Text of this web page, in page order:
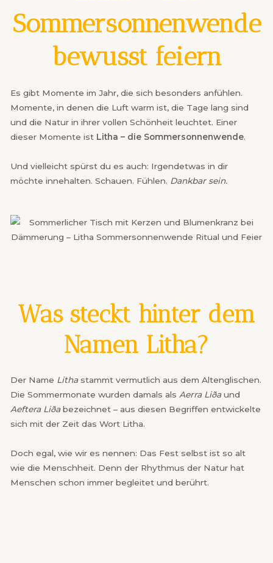
Sommersonnenwende
bewusst feiern
Es gibt Momente im Jahr, die sich besonders anfühlen.
Momente, in denen die Luft warm ist, die Tage lang sind
und die Natur in ihrer vollen Schönheit leuchtet. Einer
dieser Momente ist Litha – die Sommersonnenwende.
Und vielleicht spürst du es auch: Irgendetwas in dir
möchte innehalten. Schauen. Fühlen. Dankbar sein.
Was steckt hinter dem
Namen Litha?
Der Name Lithastammt vermutlich aus dem Altenglischen.
Die Sommermonate wurden damals alsAerra Liðaund
Aeftera Liðabezeichnet – aus diesen Begriffen entwickelte
sich mit der Zeit das Wort Litha.
Doch egal, wie wir es nennen: Das Fest selbst ist so alt
wie die Menschheit. Denn der Rhythmus der Natur hat
Menschen schon immer begleitet und berührt.